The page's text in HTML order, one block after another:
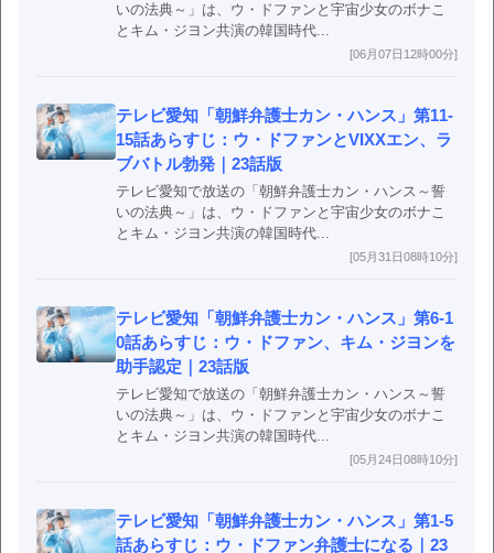
いの法典～」は、ウ・ドファンと宇宙少女のボナこ
とキム・ジヨン共演の韓国時代...
[06月07日12時00分]
テレビ愛知「朝鮮弁護士カン・ハンス」第11-
15話あらすじ：ウ・ドファンとVIXXエン、ラ
ブバトル勃発｜23話版
テレビ愛知で放送の「朝鮮弁護士カン・ハンス～誓
いの法典～」は、ウ・ドファンと宇宙少女のボナこ
とキム・ジヨン共演の韓国時代...
[05月31日08時10分]
テレビ愛知「朝鮮弁護士カン・ハンス」第6-1
0話あらすじ：ウ・ドファン、キム・ジヨンを
助手認定｜23話版
テレビ愛知で放送の「朝鮮弁護士カン・ハンス～誓
いの法典～」は、ウ・ドファンと宇宙少女のボナこ
とキム・ジヨン共演の韓国時代...
[05月24日08時10分]
テレビ愛知「朝鮮弁護士カン・ハンス」第1-5
話あらすじ：ウ・ドファン弁護士になる｜23